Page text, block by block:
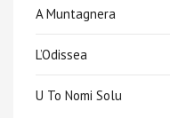
A Muntagnera
L’Odissea
U To Nomi Solu